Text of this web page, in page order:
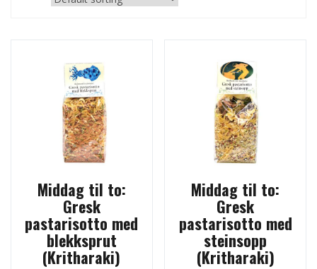
Middag til to:
Gresk
pastarisotto med
blekksprut
(Kritharaki)
Middag til to:
Gresk
pastarisotto med
steinsopp
(Kritharaki)